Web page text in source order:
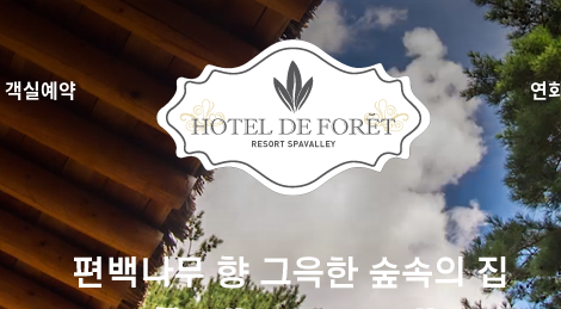
객실예약
실시간예약
예약확인
연
씨엘 드